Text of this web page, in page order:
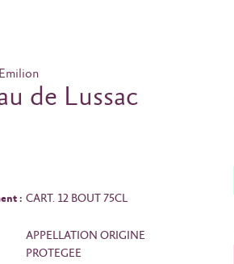
de Lussac
: CART. 12 BOUT 75CL
APPELLATION ORIGINE
PROTEGEE